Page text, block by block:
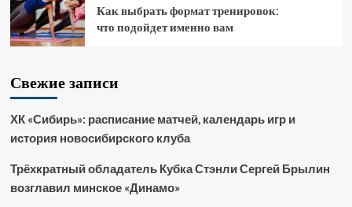
Как выбрать формат тренировок:
что подойдет именно вам
Свежие записи
ХК «Сибирь»: расписание матчей, календарь игр и
история новосибирского клуба
Трёхкратный обладатель Кубка Стэнли Сергей Брылин
возглавил минское «Динамо»